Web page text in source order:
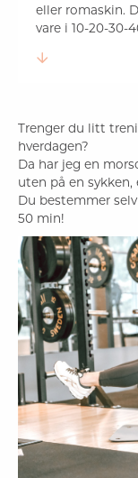
eller romaskin.
vare i 10-20-30-
Trenger du litt
hverdagen?
Da har jeg en
uten på en
Du bestemmer
50 min!